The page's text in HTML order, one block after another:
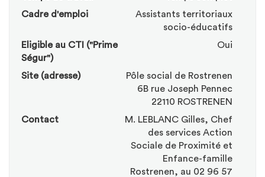
Cadre d'emploi
Assistants territoriaux
socio-éducatifs
Eligible au CTI ("Prime
Ségur")
Oui
Site (adresse)
Pôle social de Rostrenen
6B rue Joseph Pennec
22110 ROSTRENEN
Contact
M. LEBLANC Gilles, Chef
des services Action
Sociale de Proximité et
Enfance-famille
Rostrenen, au 02 96 57